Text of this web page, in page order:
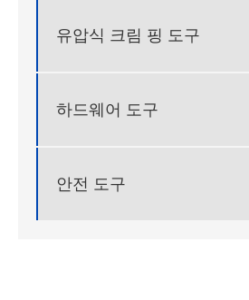
유압식 크림 핑 도구
하드웨어 도구
안전 도구